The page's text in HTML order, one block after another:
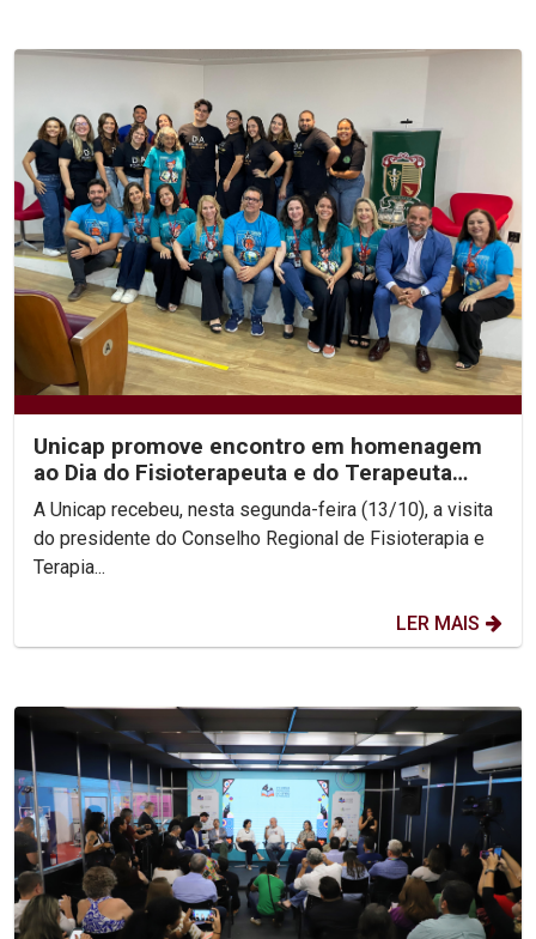
Unicap promove encontro em homenagem
ao Dia do Fisioterapeuta e do Terapeuta
Ocupacional
A Unicap recebeu, nesta segunda-feira (13/10), a visita
do presidente do Conselho Regional de Fisioterapia e
Terapia...
LER MAIS